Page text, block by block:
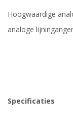
Hoogwaardige
analoge
Specificaties